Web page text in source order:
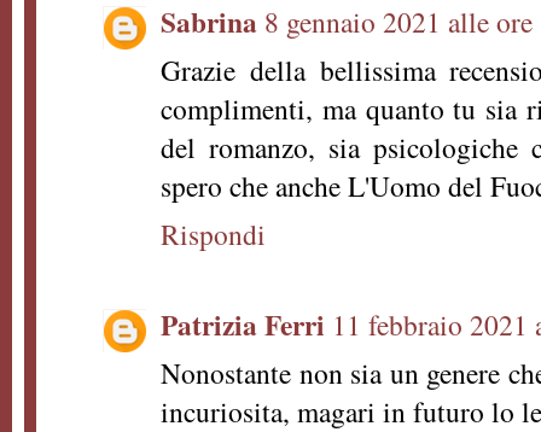
Sabrina 8 gennaio 2021 alle
Grazie della bellissima
complimenti, ma quanto tu sia
del romanzo, sia psicologiche
spero che anche L'Uomo del
Rispondi
Patrizia Ferri 11 febbraio 2021
Nonostante non sia un genere
incuriosita, magari in futuro lo